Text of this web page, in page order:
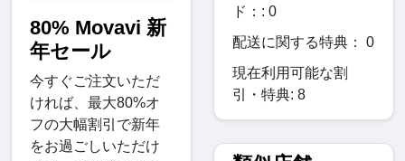
80% Movavi 新
年セール
今すぐご注文いただ
ければ、最大80%オ
フの大幅割引で新年
をお過ごしいただけ
ド：: 0
配送に関する特典： 0
現在利用可能な割
引・特典: 8